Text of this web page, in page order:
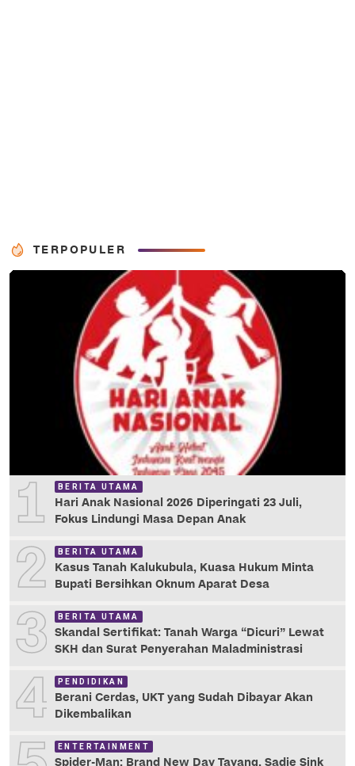
TERPOPULER
1 BERITA UTAMA
Hari Anak Nasional 2026 Diperingati 23 Juli,
Fokus Lindungi Masa Depan Anak
2 BERITA UTAMA
Kasus Tanah Kalukubula, Kuasa Hukum Minta
Bupati Bersihkan Oknum Aparat Desa
3 BERITA UTAMA
Skandal Sertifikat: Tanah Warga “Dicuri” Lewat
SKH dan Surat Penyerahan Maladministrasi
4 PENDIDIKAN
Berani Cerdas, UKT yang Sudah Dibayar Akan
Dikembalikan
ENTERTAINMENT
Spider-Man: Brand New Day Tayang, Sadie Sink